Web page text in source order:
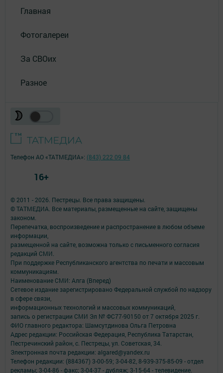
Главная
Фотогалереи
За СВОих
Разное
© 2011 - 2026. Пестрецы. Все права защищены.
© ТАТМЕДИА. Все материалы, размещенные на сайте, защищены
законом.
Перепечатка, воспроизведение и распространение в любом объеме
информации,
размещенной на сайте, возможна только с письменного согласия
редакций СМИ.
При поддержке Республиканского агентства по печати и массовым
коммуникациям.
Наименование СМИ: Алга (Вперед)
Сетевое издание зарегистрировано Федеральной службой по надзору
в сфере связи,
информационных технологий и массовых коммуникаций,
запись о регистрации СМИ Эл № ФС77-90150 от 7 октября 2025 г.
ФИО главного редактора: Шамсутдинова Ольга Петровна
Адрес редакции: Российская Федерация, Республика Татарстан,
Пестречинский район, с. Пестрецы, ул. Советская, 34.
Электронная почта редакции: algared@yandex.ru
Телефон редакции: (884367) 3-00-59; 3-04-82, 8-939-375-85-09 - отдел
рекламы; 3-04-86 - факс; 3-04-37 - дубляж; 3-15-64 - телевидение.
Телефон АО «ТАТМЕДИА»: (843) 222 09 84
16+